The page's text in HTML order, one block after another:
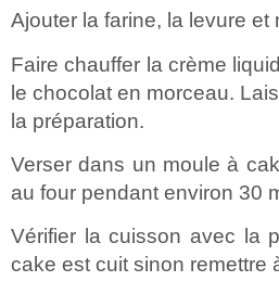
Ajouter la farine, la levure et
Faire chauffer la crème
le chocolat en morceau.
la préparation.
Verser dans un moule à
au four pendant environ 30
Vérifier la cuisson avec la
cake est cuit sinon remettre